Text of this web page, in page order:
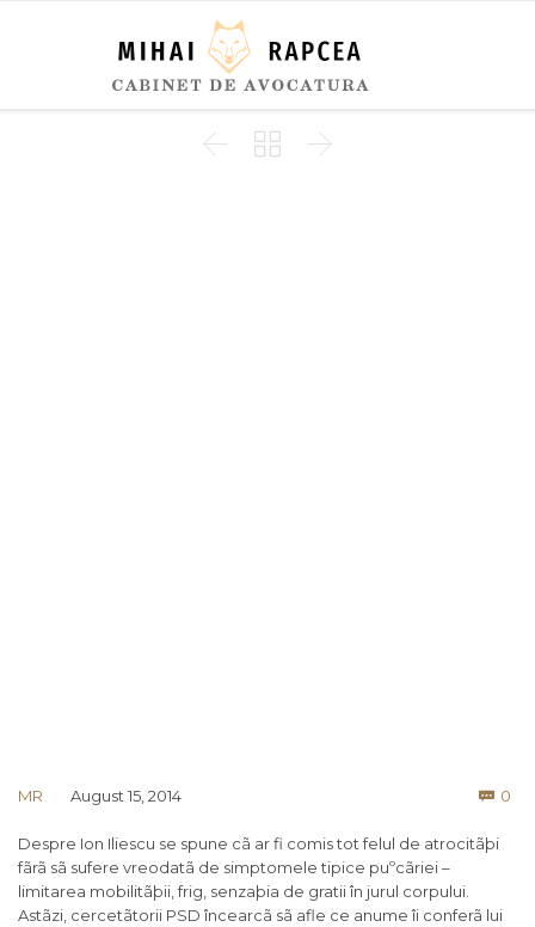
  
MR August 15, 2014  0
Despre Ion Iliescu se spune cã ar fi comis tot felul de atrocitãþi
fãrã sã sufere vreodatã de simptomele tipice puºcãriei –
limitarea mobilitãþii, frig, senzaþia de gratii în jurul corpului.
Astãzi, cercetãtorii PSD încearcã sã afle ce anume îi conferã lui